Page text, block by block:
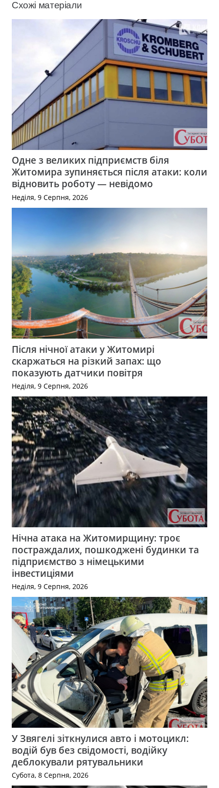
Схожі матеріали
Одне з великих підприємств біля
Житомира зупиняється після атаки: коли
відновить роботу — невідомо
Неділя, 9 Серпня, 2026
Після нічної атаки у Житомирі
скаржаться на різкий запах: що
показують датчики повітря
Неділя, 9 Серпня, 2026
Нічна атака на Житомирщину: троє
постраждалих, пошкоджені будинки та
підприємство з німецькими
інвестиціями
Неділя, 9 Серпня, 2026
У Звягелі зіткнулися авто і мотоцикл:
водій був без свідомості, водійку
деблокували рятувальники
Субота, 8 Серпня, 2026